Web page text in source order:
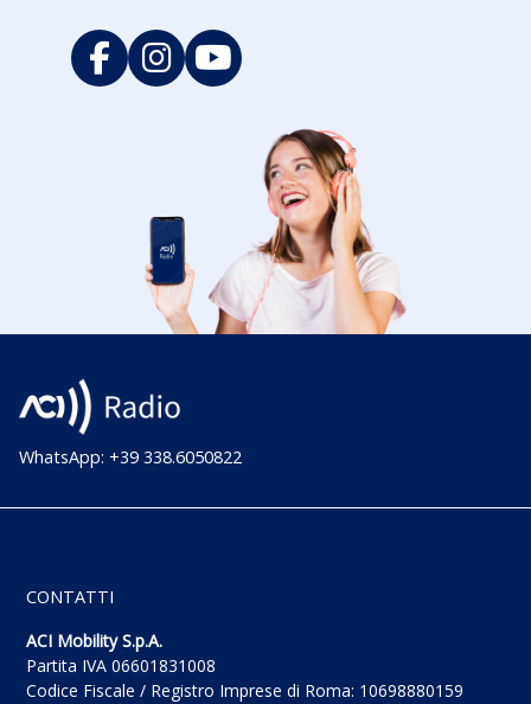
WhatsApp: +39 338.6050822
CONTATTI
ACI Mobility S.p.A.
Partita IVA 06601831008
Codice Fiscale / Registro Imprese di Roma: 10698880159